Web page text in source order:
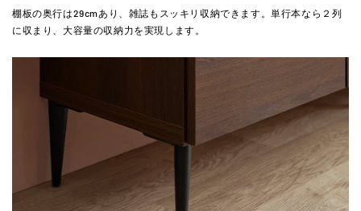
棚板の奥行は29cmあり、雑誌もスッキリ収納できます。単行本なら２列
に収まり、大容量の収納力を実現します。